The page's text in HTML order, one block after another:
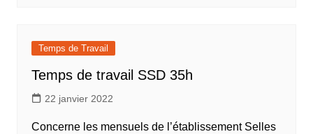
Temps de Travail
Temps de travail SSD 35h
22 janvier 2022
Concerne les mensuels de l’établissement Selles